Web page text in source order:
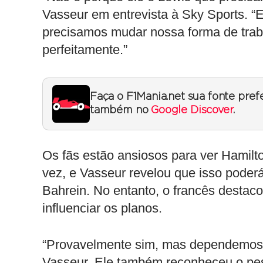
Vasseur em entrevista à Sky Sports.
precisamos mudar nossa forma de
perfeitamente.”
Faça o F1Mania.net sua fonte
também no Google Discover.
Os fãs estão ansiosos para ver
vez, e Vasseur revelou que isso
Bahrein. No entanto, o francês
influenciar os planos.
“Provavelmente sim, mas